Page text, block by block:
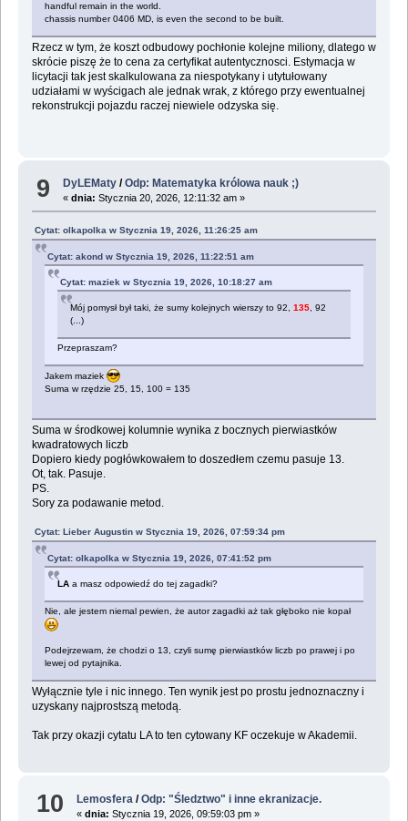
handful remain in the world.
chassis number 0406 MD, is even the second to be built.
Rzecz w tym, że koszt odbudowy pochłonie kolejne miliony, dlatego w
skrócie piszę że to cena za certyfikat autentycznosci. Estymacja w
licytacji tak jest skalkulowana za niespotykany i utytułowany
udziałami w wyścigach ale jednak wrak, z którego przy ewentualnej
rekonstrukcji pojazdu raczej niewiele odzyska się.
9 DyLEMaty /Odp: Matematyka królowa nauk ;)
«dnia: Stycznia 20, 2026, 12:11:32 am »
Cytat: olkapolka w Stycznia 19, 2026, 11:26:25 am
Cytat: akond w Stycznia 19, 2026, 11:22:51 am
Cytat: maziek w Stycznia 19, 2026, 10:18:27 am
Mój pomysł był taki, że sumy kolejnych wierszy to 92, 135, 92
(...)
Przepraszam?
Jakem maziek
Suma w rzędzie 25, 15, 100 = 135
Suma w środkowej kolumnie wynika z bocznych pierwiastków
kwadratowych liczb
Dopiero kiedy pogłówkowałem to doszedłem czemu pasuje 13.
Ot, tak. Pasuje.
PS.
Sory za podawanie metod.
Cytat: Lieber Augustin w Stycznia 19, 2026, 07:59:34 pm
Cytat: olkapolka w Stycznia 19, 2026, 07:41:52 pm
LA a masz odpowiedź do tej zagadki?
Nie, ale jestem niemal pewien, że autor zagadki aż tak głęboko nie kopał
Podejrzewam, że chodzi o 13, czyli sumę pierwiastków liczb po prawej i po
lewej od pytajnika.
Wyłącznie tyle i nic innego. Ten wynik jest po prostu jednoznaczny i
uzyskany najprostszą metodą.
Tak przy okazji cytatu LA to ten cytowany KF oczekuje w Akademii.
10 Lemosfera /Odp: "Śledztwo" i inne ekranizacje.
«dnia: Stycznia 19, 2026, 09:59:03 pm »